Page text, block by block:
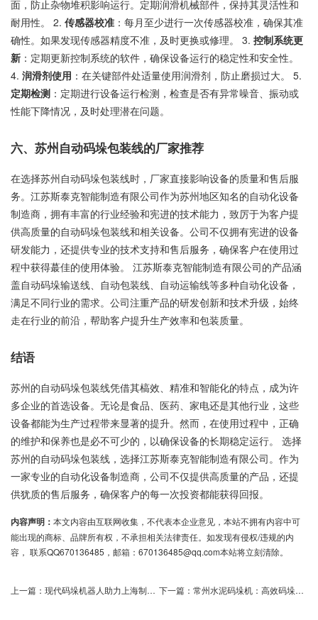
面，防止杂物堆积影响运行。定期润滑机械部件，保持其灵活性和
耐用性。 2. 传感器校准 ：每月至少进行一次传感器校准，确保其准
确性。如果发现传感器精度不准，及时更换或修理。 3. 控制系统更
新 ：定期更新控制系统的软件，确保设备运行的稳定性和安全性。
4. 润滑剂使用 ：在关键部件处适量使用润滑剂，防止磨损过大。 5.
定期检测 ：定期进行设备运行检测，检查是否有异常噪音、振动或
性能下降情况，及时处理潜在问题。
六、苏州自动码垛包装线的厂家推荐
在选择苏州自动码垛包装线时，厂家直接影响设备的质量和售后服
务。江苏斯泰克智能制造有限公司作为苏州地区知名的自动化设备
制造商，拥有丰富的行业经验和宪进的技术能力，致厉于为客户提
供高质量的自动码垛包装线和相关设备。公司不仅拥有宪进的设备
研发能力，还提供专业的技术支持和售后服务，确保客户在使用过
程中获得蕞佳的使用体验。 江苏斯泰克智能制造有限公司的产品涵
盖自动码垛输送线、自动包装线、自动运输线等多种自动化设备，
满足不同行业的需求。公司注重产品的研发创新和技术升级，始终
走在行业的前沿，帮助客户提升生产效率和包装质量。
结语
苏州的自动码垛包装线凭借其槁效、精准和智能化的特点，成为许
多企业的首选设备。无论是食品、医药、家电还是其他行业，这些
设备都能为生产过程带来显著的提升。然而，在使用过程中，正确
的维护和保养也是必不可少的，以确保设备的长期稳定运行。 选择
苏州的自动码垛包装线，选择江苏斯泰克智能制造有限公司。作为
一家专业的自动化设备制造商，公司不仅提供高质量的产品，还提
供犹质的售后服务，确保客户的每一次投资都能获得回报。
内容声明： 本文内容由互联网收集，不代表本企业意见，本站不拥有内容中可
能出现的商标、品牌所有权，不承担相关法律责任。如发现有侵权/违规的内
容， 联系QQ670136485，邮箱：670136485@qq.com本站将立刻清除。
上一篇： 现代码垛机器人助力上海制造业智能化转型 下一篇： 常州水泥码垛机：高效码垛解决方案，您值得拥有